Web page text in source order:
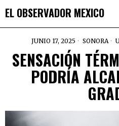
EL OBSERVADOR MEXICO
JUNIO 17, 2025 SONORA
SENSACIÓN
PODRÍA